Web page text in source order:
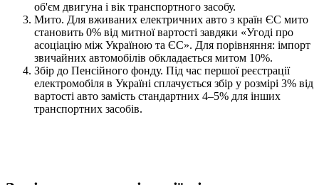
об'єм двигуна і вік транспортного засобу.
Мито. Для вживаних електричних авто з країн ЄС мито
становить 0% від митної вартості завдяки «Угоді про
асоціацію між Україною та ЄС». Для порівняння: імпорт
звичайних автомобілів обкладається митом 10%.
Збір до Пенсійного фонду. Під час першої реєстрації
електромобіля в Україні сплачується збір у розмірі 3% від
вартості авто замість стандартних 4–5% для інших
транспортних засобів.